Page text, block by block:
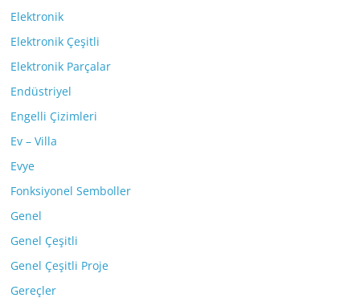
Elektronik
Elektronik Çeşitli
Elektronik Parçalar
Endüstriyel
Engelli Çizimleri
Ev – Villa
Evye
Fonksiyonel Semboller
Genel
Genel Çeşitli
Genel Çeşitli Proje
Gereçler